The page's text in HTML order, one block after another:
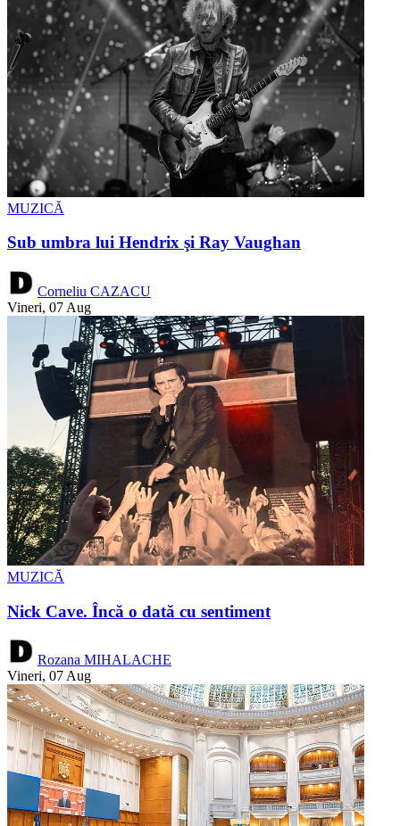
MUZICĂ
Sub umbra lui Hendrix şi Ray Vaughan
Corneliu CAZACU
Vineri, 07 Aug
MUZICĂ
Nick Cave. Încă o dată cu sentiment
Rozana MIHALACHE
Vineri, 07 Aug